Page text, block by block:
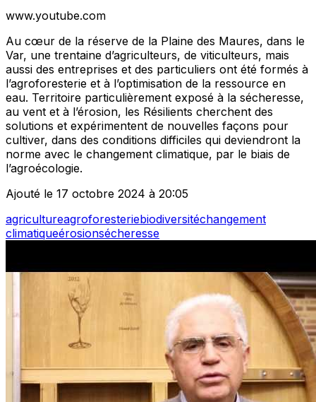
www.youtube.com
Au cœur de la réserve de la Plaine des Maures, dans le
Var, une trentaine d’agriculteurs, de viticulteurs, mais
aussi des entreprises et des particuliers ont été formés à
l’agroforesterie et à l’optimisation de la ressource en
eau. Territoire particulièrement exposé à la sécheresse,
au vent et à l’érosion, les Résilients cherchent des
solutions et expérimentent de nouvelles façons pour
cultiver, dans des conditions difficiles qui deviendront la
norme avec le changement climatique, par le biais de
l’agroécologie.
Ajouté le 17 octobre 2024 à 20:05
agricultureagroforesteriebiodiversitéchangement
climatiqueérosionsécheresse